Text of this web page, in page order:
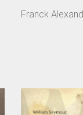
Franck